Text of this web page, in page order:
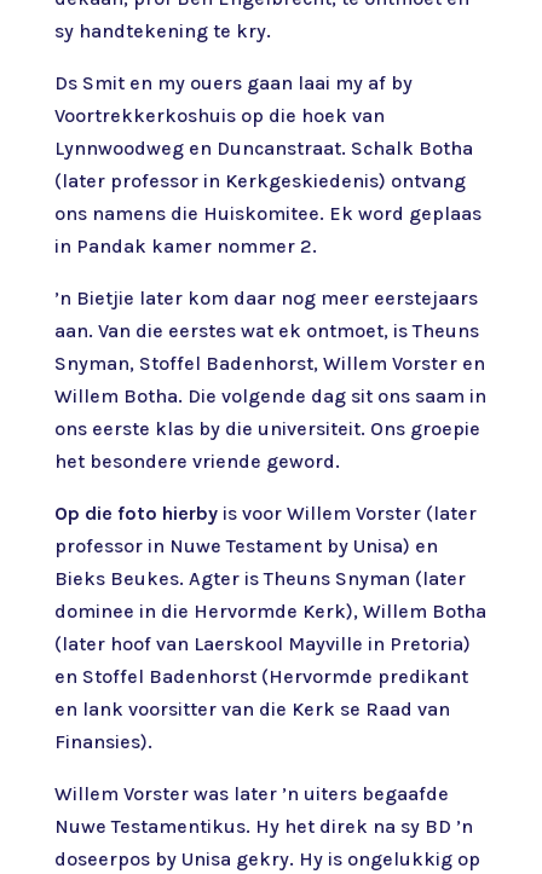
sy handtekening te kry.
Ds Smit en my ouers gaan laai my af by
Voortrekkerkoshuis op die hoek van
Lynnwoodweg en Duncanstraat. Schalk Botha
(later professor in Kerkgeskiedenis) ontvang
ons namens die Huiskomitee. Ek word geplaas
in Pandak kamer nommer 2.
’n Bietjie later kom daar nog meer eerstejaars
aan. Van die eerstes wat ek ontmoet, is Theuns
Snyman, Stoffel Badenhorst, Willem Vorster en
Willem Botha. Die volgende dag sit ons saam in
ons eerste klas by die universiteit. Ons groepie
het besondere vriende geword.
Op die foto hierbyis voor Willem Vorster (later
professor in Nuwe Testament by Unisa) en
Bieks Beukes. Agter is Theuns Snyman (later
dominee in die Hervormde Kerk), Willem Botha
(later hoof van Laerskool Mayville in Pretoria)
en Stoffel Badenhorst (Hervormde predikant
en lank voorsitter van die Kerk se Raad van
Finansies).
Willem Vorster was later ’n uiters begaafde
Nuwe Testamentikus. Hy het direk na sy BD ’n
doseerpos by Unisa gekry. Hy is ongelukkig op